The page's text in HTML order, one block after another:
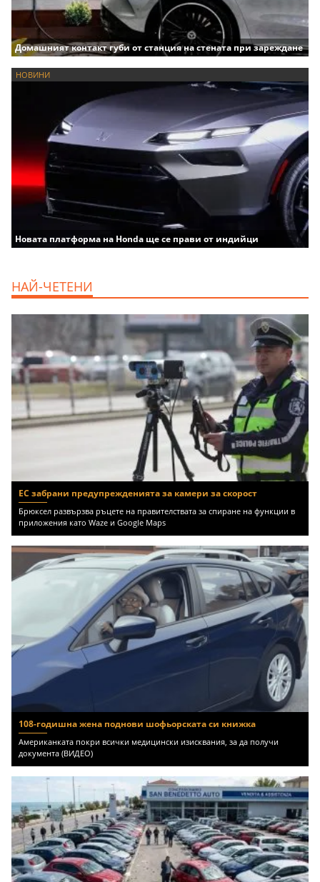
Домашният контакт губи от станция на стената при зареждане
НОВИНИ
Новата платформа на Honda ще се прави от индийци
НАЙ-ЧЕТЕНИ
ЕС забрани предупрежденията за камери за скорост
Брюксел развързва ръцете на правителствата за спиране на функции в
приложения като Waze и Google Maps
108-годишна жена поднови шофьорската си книжка
Американката покри всички медицински изисквания, за да получи
документа (ВИДЕО)